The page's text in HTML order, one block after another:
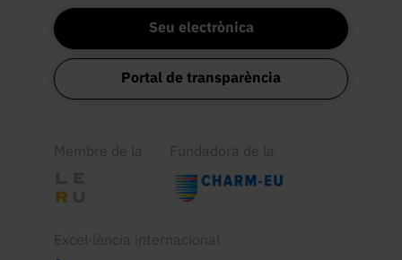
Seu electrònica
Portal de transparència
Membre de la Fundadora de la
Excel·lència internacional